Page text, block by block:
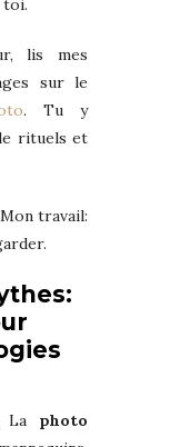
toi.
lis mes
sur le
. Tu y
rituels et
travail:
La photo